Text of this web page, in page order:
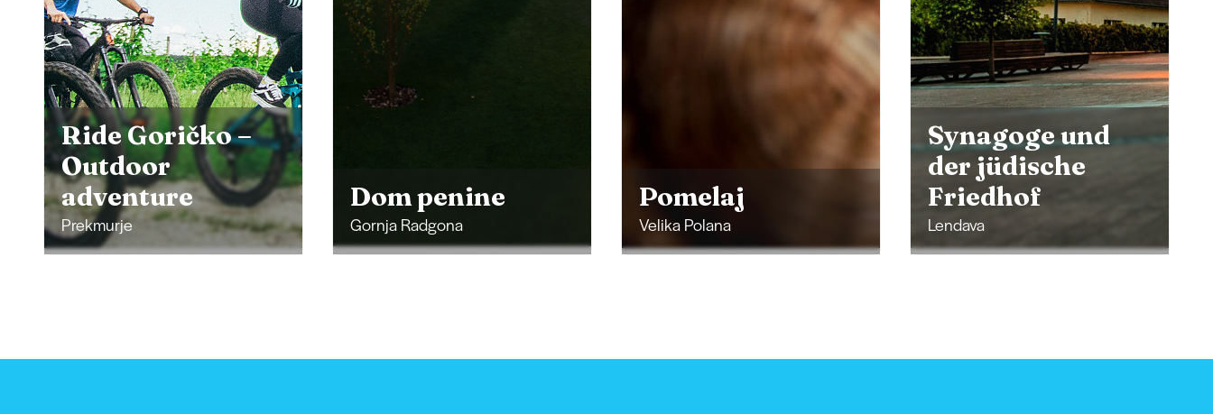
Dom penine
Gornja Radgona
Pomelaj
Velika Polana
Synagoge und
der jüdische
Friedhof
Lendava
MIKK
Murska Sobota